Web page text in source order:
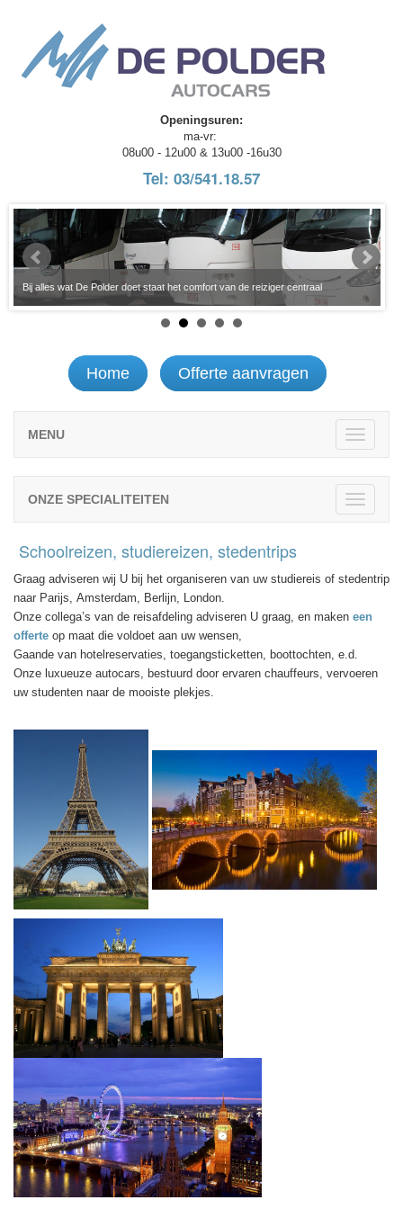
Openingsuren:
ma-vr:
08u00 - 12u00 & 13u00 -16u30
Tel: 03/541.18.57
Bij alles wat De Polder doet staat het comfort van de reiziger centraal
Home Offerte aanvragen
MENU
ONZE SPECIALITEITEN
Schoolreizen, studiereizen, stedentrips
Graag adviseren wij U bij het organiseren van uw studiereis of stedentrip
naar Parijs, Amsterdam, Berlijn, London.
Onze collega’s van de reisafdeling adviseren U graag, en maken een
offerte op maat die voldoet aan uw wensen,
Gaande van hotelreservaties, toegangsticketten, boottochten, e.d.
Onze luxueuze autocars, bestuurd door ervaren chauffeurs, vervoeren
uw studenten naar de mooiste plekjes.